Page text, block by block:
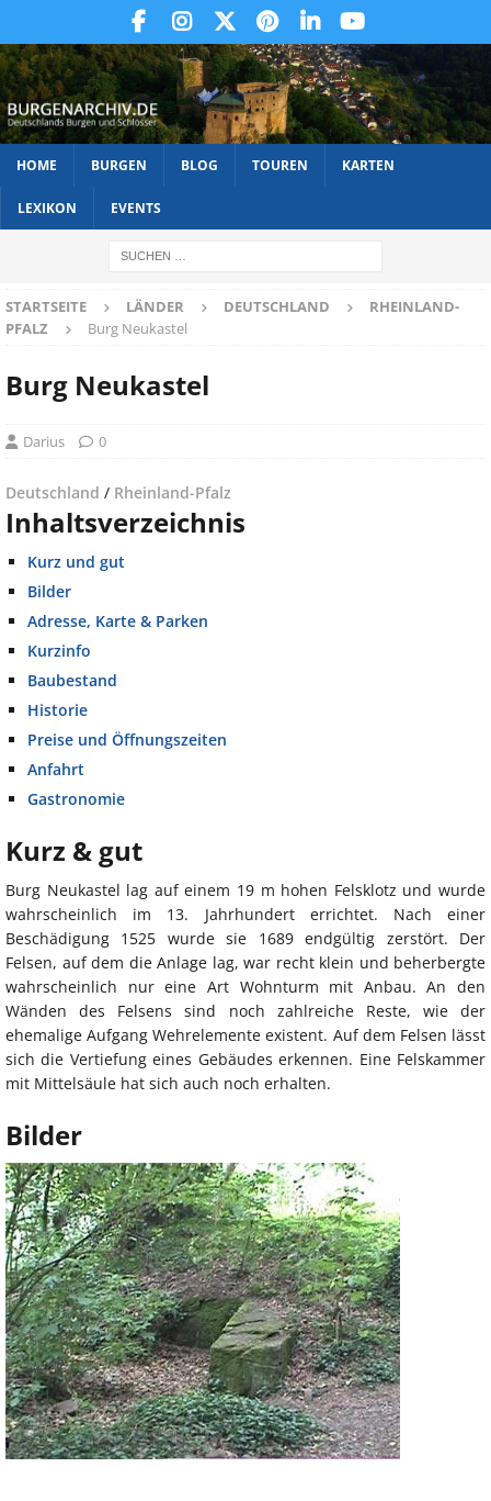
HOME BURGEN BLOG TOUREN KARTEN
LEXIKON EVENTS
STARTSEITE LÄNDER DEUTSCHLAND
RHEINLAND-
PFALZ
Burg Neukastel
Burg Neukastel
Darius 0
Deutschland / Rheinland-Pfalz
Inhaltsverzeichnis
Kurz und gut
Bilder
Adresse, Karte & Parken
Kurzinfo
Baubestand
Historie
Preise und Öffnungszeiten
Anfahrt
Gastronomie
Kurz & gut
Burg Neukastel lag auf einem 19 m hohen Felsklotz und wurde
wahrscheinlich im 13. Jahrhundert errichtet. Nach einer
Beschädigung 1525 wurde sie 1689 endgültig zerstört. Der
Felsen, auf dem die Anlage lag, war recht klein und beherbergte
wahrscheinlich nur eine Art Wohnturm mit Anbau. An den
Wänden des Felsens sind noch zahlreiche Reste, wie der
ehemalige Aufgang Wehrelemente existent. Auf dem Felsen lässt
sich die Vertiefung eines Gebäudes erkennen. Eine Felskammer
mit Mittelsäule hat sich auch noch erhalten.
Bilder